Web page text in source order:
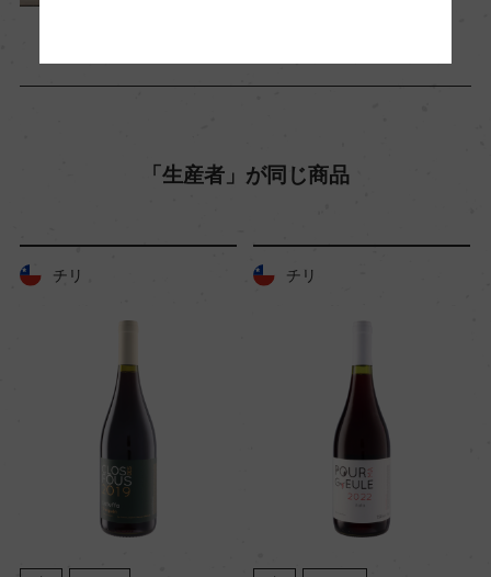
レスタンク2カ月
7ha
平均80年
「生産者」が同じ商品
チリ チリ